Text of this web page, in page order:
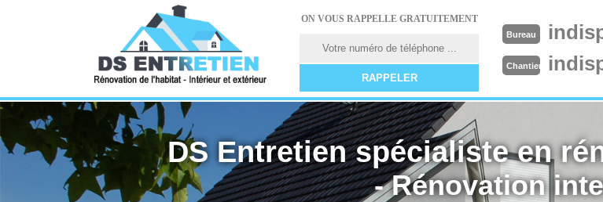
ON VOUS RAPPELLE GRATUITEMENT
Bureau
Chantier
DS Entretien spécialiste en
- Rénovation